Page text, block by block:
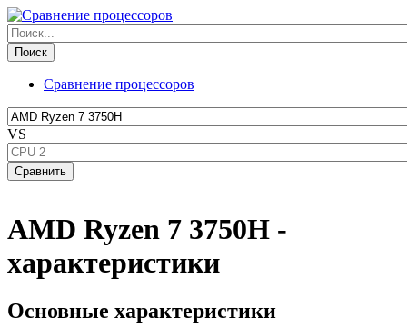
Сравнение процессоров
VS
AMD Ryzen 7 3750H -
характеристики
Основные характеристики